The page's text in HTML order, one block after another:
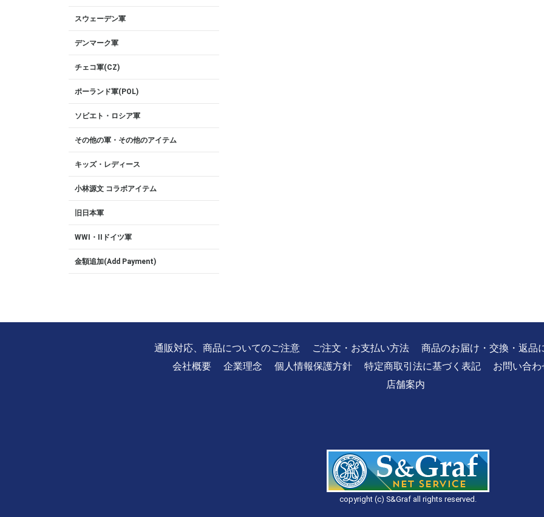
スウェーデン軍
デンマーク軍
チェコ軍(CZ)
ポーランド軍(POL)
ソビエト・ロシア軍
その他の軍・その他のアイテム
キッズ・レディース
小林源文 コラボアイテム
旧日本軍
WWI・IIドイツ軍
金額追加(Add Payment)
通販対応、商品についてのご注意 ご注文・お支払い方法 商品のお届け・交換・返品
会社概要
企業理念 個人情報保護方針 特定商取引法に基づく表記
お問い合
店舗案内
copyright (c) S&Graf all rights reserved.